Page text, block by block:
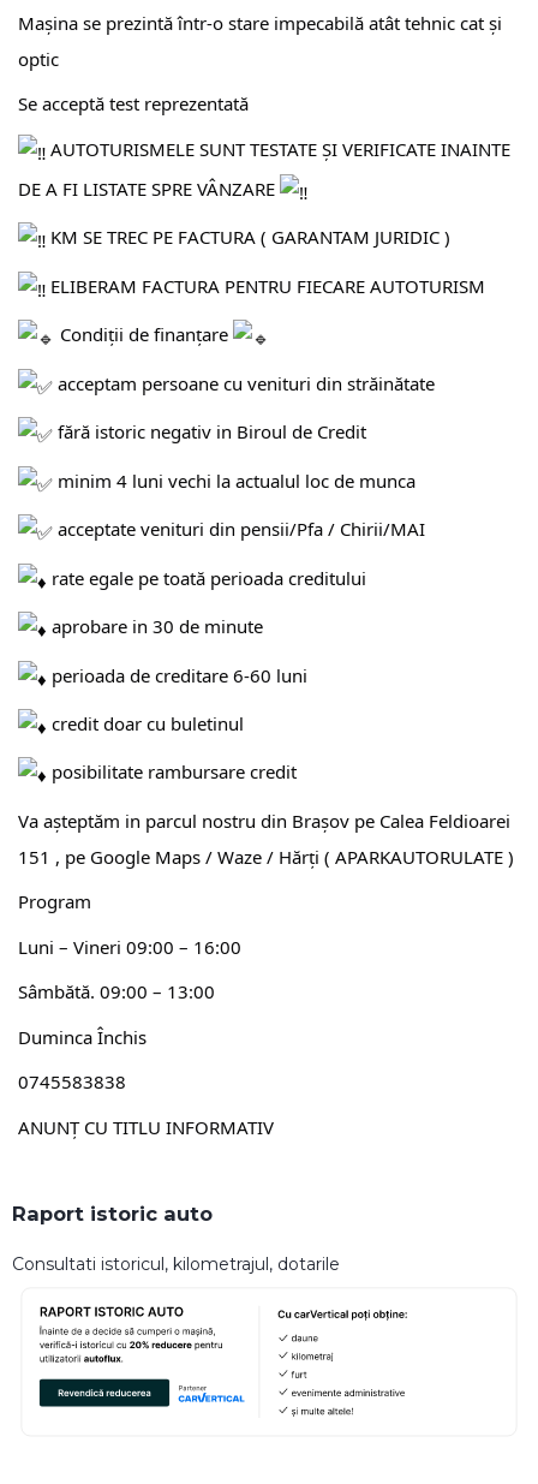
Mașina se prezintă într-o stare impecabilă atât tehnic cat și
optic
Se acceptă test reprezentată
AUTOTURISMELE SUNT TESTATE ȘI VERIFICATE INAINTE
DE A FI LISTATE SPRE VÂNZARE
KM SE TREC PE FACTURA ( GARANTAM JURIDIC )
ELIBERAM FACTURA PENTRU FIECARE AUTOTURISM
Condiții de finanțare
acceptam persoane cu venituri din străinătate
fără istoric negativ in Biroul de Credit
minim 4 luni vechi la actualul loc de munca
acceptate venituri din pensii/Pfa / Chirii/MAI
rate egale pe toată perioada creditului
aprobare in 30 de minute
perioada de creditare 6-60 luni
credit doar cu buletinul
posibilitate rambursare credit
Va așteptăm in parcul nostru din Brașov pe Calea Feldioarei
151 , pe Google Maps / Waze / Hărți ( APARKAUTORULATE )
Program
Luni – Vineri 09:00 – 16:00
Sâmbătă. 09:00 – 13:00
Duminca Închis
0745583838
ANUNȚ CU TITLU INFORMATIV
Raport istoric auto
Consultati istoricul, kilometrajul, dotarile